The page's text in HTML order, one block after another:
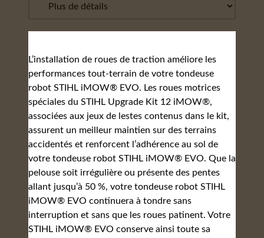
L’installation de roues de traction améliore les
performances tout-terrain de votre tondeuse
robot STIHL iMOW® EVO. Les roues motrices
spéciales du STIHL Upgrade Kit 12 iMOW®,
associées aux jeux de lestes contenus dans le kit,
assurent un meilleur maintien sur des terrains
accidentés et renforcent l’adhérence au sol de
votre tondeuse robot STIHL iMOW® EVO. Que la
pelouse soit irrégulière ou présente des pentes
allant jusqu’à 50 %, votre tondeuse robot STIHL
iMOW® EVO continuera à tondre sans
interruption et sans que les roues patinent. Votre
STIHL iMOW® EVO conserve ainsi toute sa